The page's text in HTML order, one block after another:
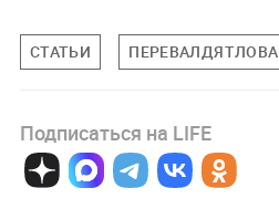
СТАТЬИ ПЕРЕВАЛДЯТЛОВА
Подписаться на LIFE